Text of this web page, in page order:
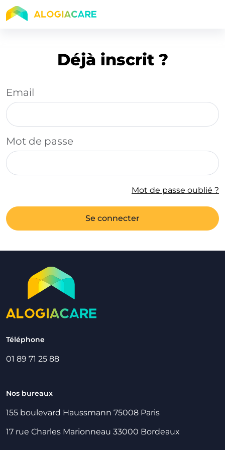
Déjà inscrit ?
Email
Mot de passe
Mot de passe oublié ?
Se connecter
Téléphone
01 89 71 25 88
Nos bureaux
155 boulevard Haussmann 75008 Paris
17 rue Charles Marionneau 33000 Bordeaux